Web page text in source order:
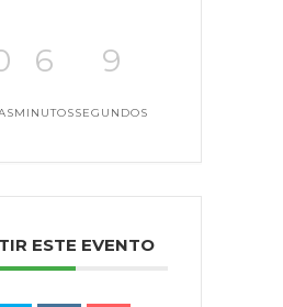
6
MINUTOS
9
SEGUNDOS
ESTE EVENTO